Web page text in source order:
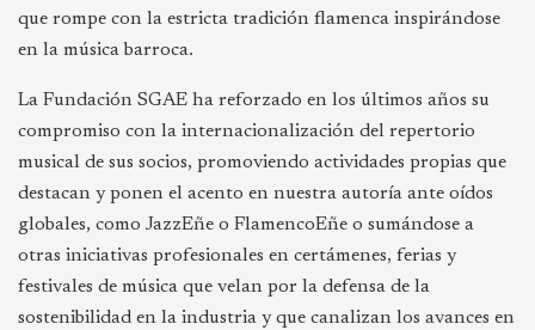
que rompe con la estricta tradición flamenca inspirándose
en la música barroca.
La Fundación SGAE ha reforzado en los últimos años su
compromiso con la internacionalización del repertorio
musical de sus socios, promoviendo actividades propias que
destacan y ponen el acento en nuestra autoría ante oídos
globales, como JazzEñe o FlamencoEñe o sumándose a
otras iniciativas profesionales en certámenes, ferias y
festivales de música que velan por la defensa de la
sostenibilidad en la industria y que canalizan los avances en